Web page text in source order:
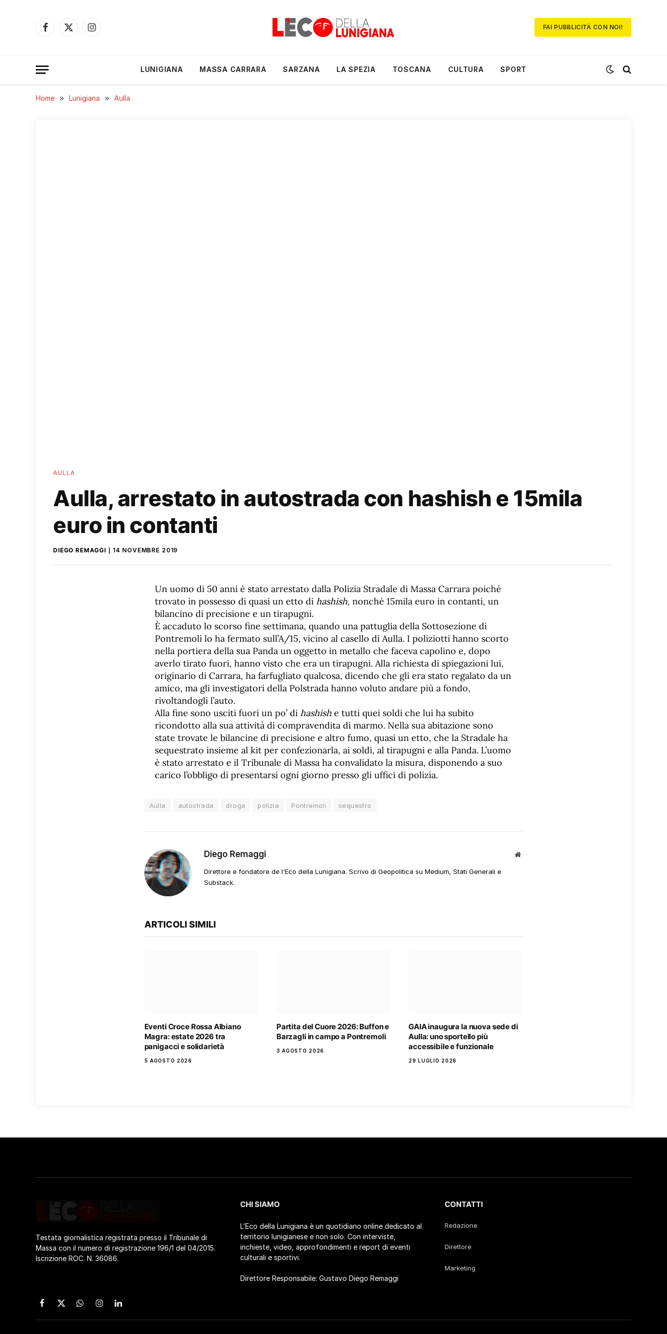
Facebook
X
Instagram
FAI PUBBLICITÀ CON NOI!
LUNIGIANA MASSA CARRARA SARZANA LA SPEZIA TOSCANA CULTURA SPORT
Home » Lunigiana » Aulla
AULLA
Aulla, arrestato in autostrada con hashish e 15mila
euro in contanti
DIEGO REMAGGI 14 NOVEMBRE 2019
Un uomo di 50 anni è stato arrestato dalla Polizia Stradale di Massa Carrara poiché
trovato in possesso di quasi un etto di hashish, nonché 15mila euro in contanti, un
bilancino di precisione e un tirapugni.
È accaduto lo scorso fine settimana, quando una pattuglia della Sottosezione di
Pontremoli lo ha fermato sull’A/15, vicino al casello di Aulla. I poliziotti hanno scorto
nella portiera della sua Panda un oggetto in metallo che faceva capolino e, dopo
averlo tirato fuori, hanno visto che era un tirapugni. Alla richiesta di spiegazioni lui,
originario di Carrara, ha farfugliato qualcosa, dicendo che gli era stato regalato da un
amico, ma gli investigatori della Polstrada hanno voluto andare più a fondo,
rivoltandogli l’auto.
Alla fine sono usciti fuori un po’ di hashish e tutti quei soldi che lui ha subito
ricondotto alla sua attività di compravendita di marmo. Nella sua abitazione sono
state trovate le bilancine di precisione e altro fumo, quasi un etto, che la Stradale ha
sequestrato insieme al kit per confezionarla, ai soldi, al tirapugni e alla Panda. L’uomo
è stato arrestato e il Tribunale di Massa ha convalidato la misura, disponendo a suo
carico l’obbligo di presentarsi ogni giorno presso gli uffici di polizia.
Aulla autostrada droga polizia Pontremoli sequestro
Diego Remaggi
Sito
Direttore e fondatore de l'Eco della Lunigiana. Scrivo di Geopolitica su Medium, Stati Generali e
Substack.
ARTICOLI SIMILI
Eventi Croce Rossa Albiano
Magra: estate 2026 tra
panigacci e solidarietà
5 AGOSTO 2026
Partita del Cuore 2026: Buffon e
Barzagli in campo a Pontremoli
3 AGOSTO 2026
GAIA inaugura la nuova sede di
Aulla: uno sportello più
accessibile e funzionale
29 LUGLIO 2026
Testata giornalistica registrata presso il Tribunale di
Massa con il numero di registrazione 196/1 del 04/2015.
Iscrizione ROC. N. 36086.
CHI SIAMO
L’Eco della Lunigiana è un quotidiano online dedicato al
territorio lunigianese e non solo. Con interviste,
inchieste, video, approfondimenti e report di eventi
culturali e sportivi.
Direttore Responsabile: Gustavo Diego Remaggi
CONTATTI
Redazione
Direttore
Marketing
Facebook
X
(Twitter)
WhatsApp
Instagram
LinkedIn